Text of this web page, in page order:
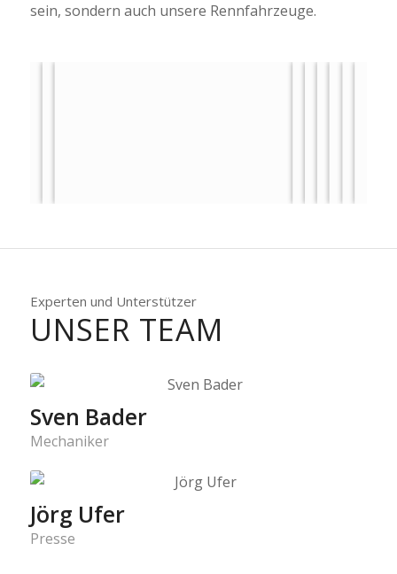
sein, sondern auch unsere Rennfahrzeuge.
Experten und Unterstützer
UNSER TEAM
Sven Bader
Mechaniker
Jörg Ufer
Presse